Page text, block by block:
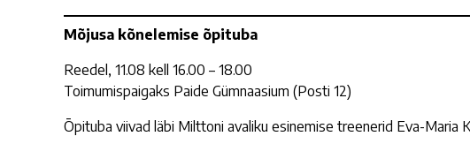
Mõjusa kõnelemise õpituba
Reedel, 11.08 kell 16.00 – 18.00
Toimumispaigaks Paide Gümnaasium (Posti 12)
Õpituba viivad läbi Milttoni avaliku esinemise treenerid Eva-Maria